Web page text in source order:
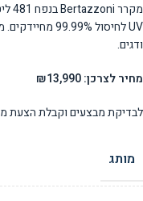
ודגים.
מחיר לצרכן: ₪13,990
לבדיקת מבצעים וקבלת הצעת
מותג